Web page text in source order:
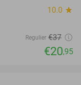
10.0 star
Regulier €37
€20,95